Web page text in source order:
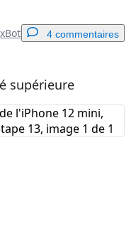
4 commentaires
supérieure